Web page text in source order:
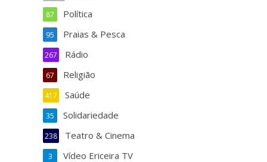
Política
87
Praias & Pesca
95
Rádio
267
Religião
67
Saúde
417
Solidariedade
35
Teatro & Cinema
238
Vídeo Ericeira TV
3